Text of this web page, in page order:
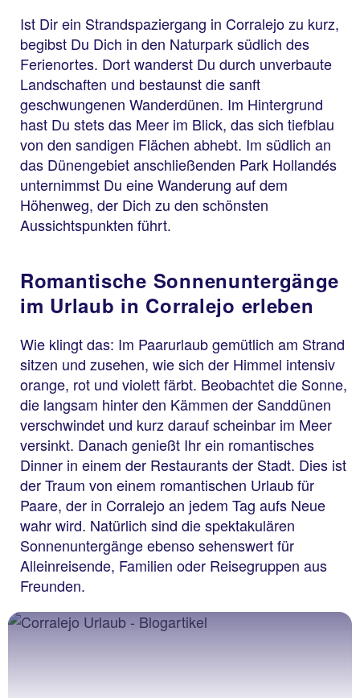
Ist Dir ein Strandspaziergang in Corralejo zu kurz,
begibst Du Dich in den Naturpark südlich des
Ferienortes. Dort wanderst Du durch unverbaute
Landschaften und bestaunst die sanft
geschwungenen Wanderdünen. Im Hintergrund
hast Du stets das Meer im Blick, das sich tiefblau
von den sandigen Flächen abhebt. Im südlich an
das Dünengebiet anschließenden Park Hollandés
unternimmst Du eine Wanderung auf dem
Höhenweg, der Dich zu den schönsten
Aussichtspunkten führt.
Romantische Sonnenuntergänge
im Urlaub in Corralejo erleben
Wie klingt das: Im Paarurlaub gemütlich am Strand
sitzen und zusehen, wie sich der Himmel intensiv
orange, rot und violett färbt. Beobachtet die Sonne,
die langsam hinter den Kämmen der Sanddünen
verschwindet und kurz darauf scheinbar im Meer
versinkt. Danach genießt Ihr ein romantisches
Dinner in einem der Restaurants der Stadt. Dies ist
der Traum von einem romantischen Urlaub für
Paare, der in Corralejo an jedem Tag aufs Neue
wahr wird. Natürlich sind die spektakulären
Sonnenuntergänge ebenso sehenswert für
Alleinreisende, Familien oder Reisegruppen aus
Freunden.